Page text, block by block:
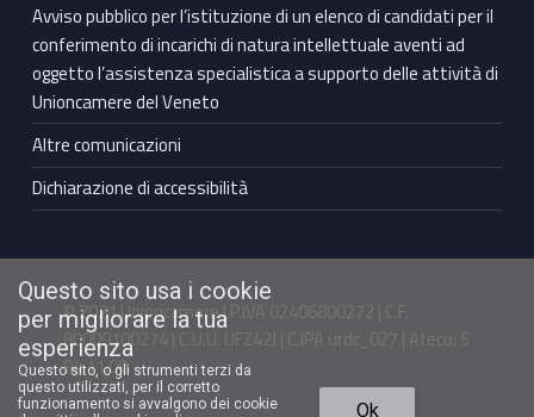
Avviso pubblico per l’istituzione di un elenco di candidati per il
conferimento di incarichi di natura intellettuale aventi ad
oggetto l’assistenza specialistica a supporto delle attività di
Unioncamere del Veneto
Altre comunicazioni
Dichiarazione di accessibilità
© 2021 Unioncamere | P.IVA 02406800272 | C.F.
80009100274 | C.U.U. UFZ42J | C.IPA urdc_027 | Ateco: S
94.11.00
Torna in cima ↑
Questo sito usa i cookie
per migliorare la tua
esperienza
Questo sito, o gli strumenti terzi da
questo utilizzati, per il corretto
funzionamento si avvalgono dei cookie
Ok